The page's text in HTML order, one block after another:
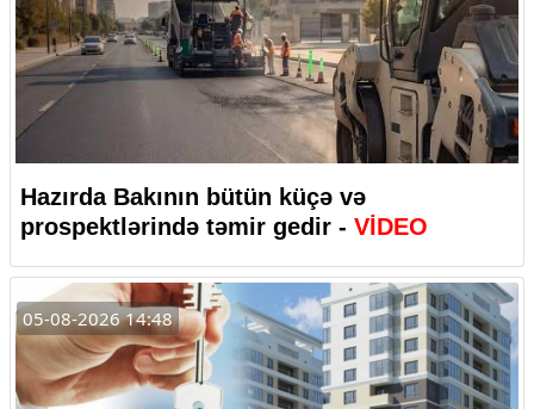
Hazırda Bakının bütün küçə və
prospektlərində təmir gedir - VİDEO
05-08-2026 14:48